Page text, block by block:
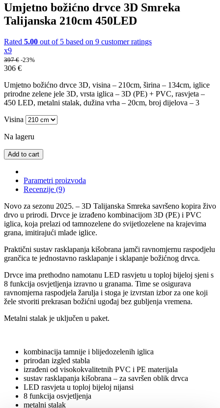
Umjetno božićno drvce 3D Smreka
Talijanska 210cm 450LED
Rated 5.00 out of 5 based on 9 customer ratings
x9
397€ -23%
306 €
Umjetno božićno drvce 3D, visina – 210cm, širina – 134cm, iglice
prirodne zelene jele 3D, vrsta iglica – 3D (PE) + PVC, rasvjeta –
450 LED, metalni stalak, dužina vrha – 20cm, broj dijelova – 3
Visina
Na lageru
Add to cart
Parametri proizvoda
Recenzije (9)
Novo za sezonu 2025. – 3D Talijanska Smreka savršeno kopira živo
drvo u prirodi. Drvce je izrađeno kombinacijom 3D (PE) i PVC
iglica, koja prelazi od tamnozelene do svijetlozelene na krajevima
grana, imitirajući mlade iglice.
Praktični sustav rasklapanja kišobrana jamči ravnomjernu raspodjelu
grančica te jednostavno rasklapanje i sklapanje božićnog drvca.
Drvce ima prethodno namotanu LED rasvjetu u toploj bijeloj sjeni s
8 funkcija osvjetljenja izravno u granama. Time se osigurava
ravnomjerna raspodjela žarulja i stoga je izvrstan izbor za one koji
žele stvoriti prekrasan božićni ugođaj bez gubljenja vremena.
Metalni stalak je uključen u paket.
kombinacija tamnije i blijedozelenih iglica
prirodan izgled stabla
izrađeni od visokokvalitetnih PVC i PE materijala
sustav rasklapanja kišobrana – za savršen oblik drvca
LED rasvjeta u toploj bijeloj nijansi
8 funkcija osvjetljenja
metalni stalak